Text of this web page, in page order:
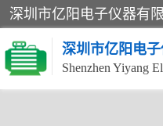
深圳市亿阳电
Shenzhen Yiyang